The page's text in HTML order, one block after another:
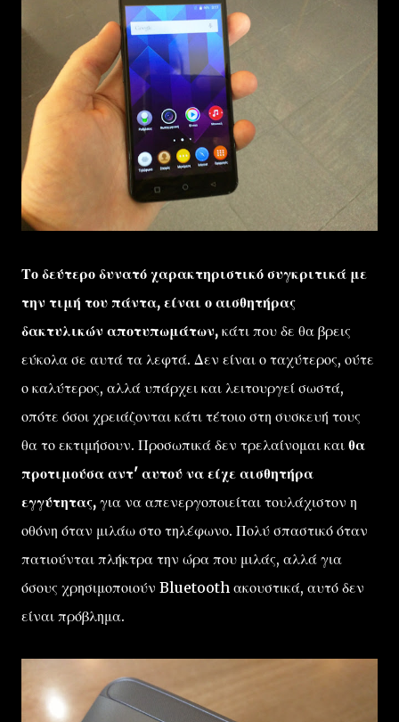
Το δεύτερο δυνατό χαρακτηριστικό συγκριτικά με
την τιμή του πάντα, είναι ο αισθητήρας
δακτυλικών αποτυπωμάτων, κάτι που δε θα βρεις
εύκολα σε αυτά τα λεφτά. Δεν είναι ο ταχύτερος, ούτε
ο καλύτερος, αλλά υπάρχει και λειτουργεί σωστά,
οπότε όσοι χρειάζονται κάτι τέτοιο στη συσκευή τους
θα το εκτιμήσουν. Προσωπικά δεν τρελαίνομαι και θα
προτιμούσα αντ' αυτού να είχε αισθητήρα
εγγύτητας, για να απενεργοποιείται τουλάχιστον η
οθόνη όταν μιλάω στο τηλέφωνο. Πολύ σπαστικό όταν
πατιούνται πλήκτρα την ώρα που μιλάς, αλλά για
όσους χρησιμοποιούν Bluetooth ακουστικά, αυτό δεν
είναι πρόβλημα.